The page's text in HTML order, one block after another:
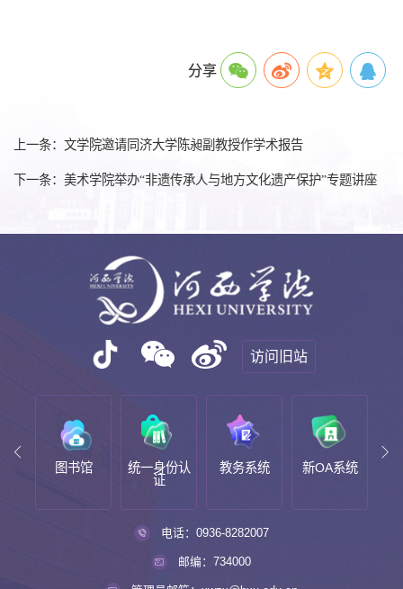
分享
上一条：文学院邀请同济大学陈昶副教授作学术报告
下一条：美术学院举办“非遗传承人与地方文化遗产保护”专题讲座
访问旧站
图书馆
统一身份认
证
教务系统 新OA系统
电话：0936-8282007
邮编：734000